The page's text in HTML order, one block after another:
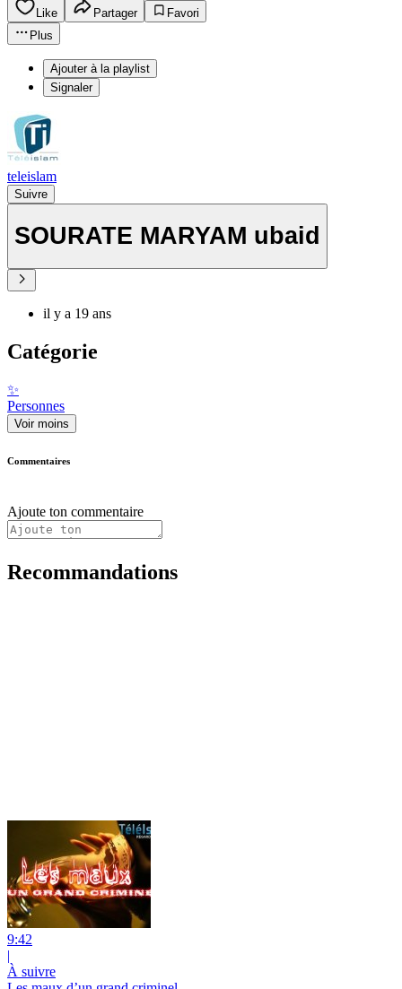
Like Partager
Favori
Plus
Ajouter à la playlist
Signaler
teleislam
Suivre
SOURATE MARYAM ubaid
il y a 19 ans
Catégorie
✨
Personnes
Voir moins
Commentaires
Ajoute ton commentaire
Recommandations
9:42
|
À suivre